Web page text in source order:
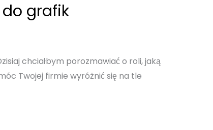
do grafik
chciałbym porozmawiać o roli, jaką
Twojej firmie wyróżnić się na tle